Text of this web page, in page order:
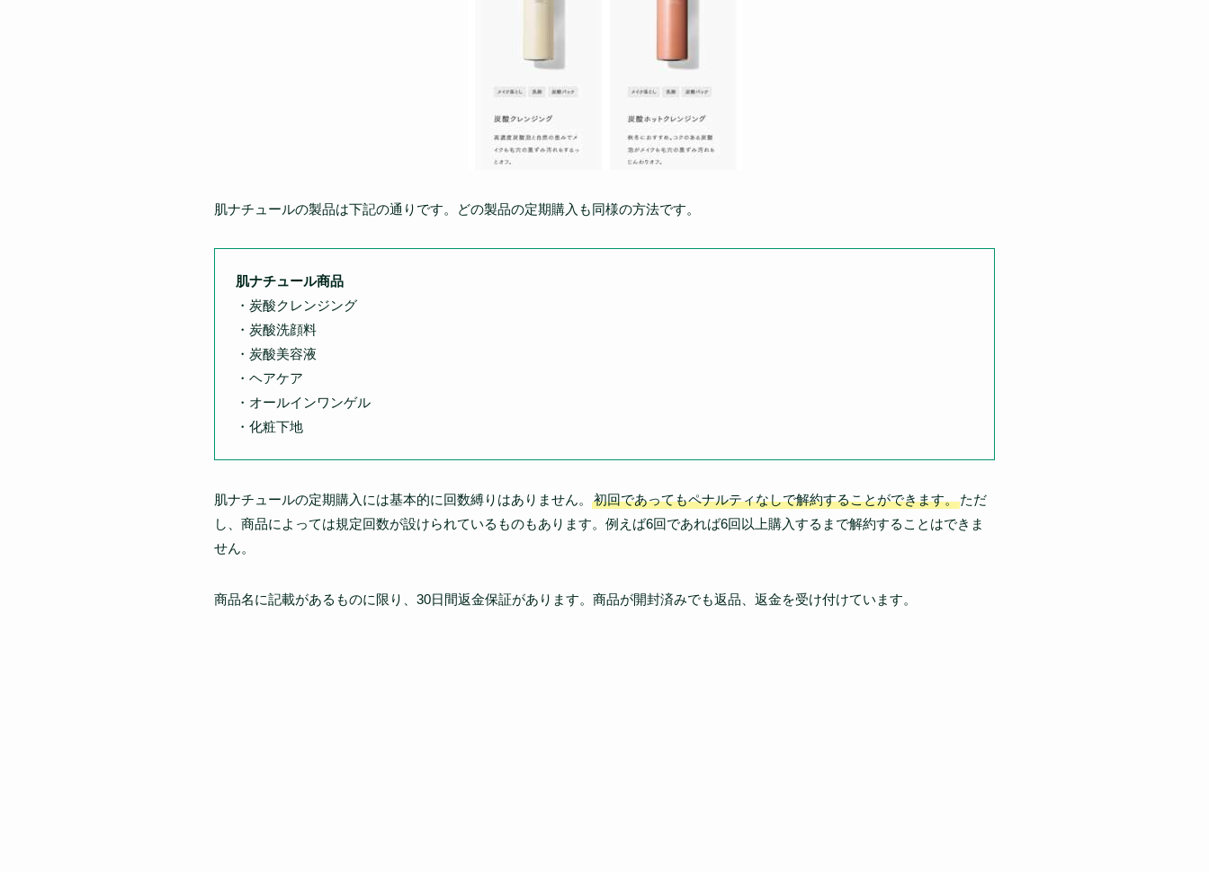
肌ナチュールの製品は下記の通りです。どの製品の定期購入も同様の方法です。
肌ナチュール商品
・炭酸クレンジング
・炭酸洗顔料
・炭酸美容液
・ヘアケア
・オールインワンゲル
・化粧下地
肌ナチュールの定期購入には基本的に回数縛りはありません。 初回であってもペナルティなしで解約することができます。ただ
し、商品によっては規定回数が設けられているものもあります。例えば6回であれば6回以上購入するまで解約することはできま
せん。
商品名に記載があるものに限り、30日間返金保証があります。商品が開封済みでも返品、返金を受け付けています。